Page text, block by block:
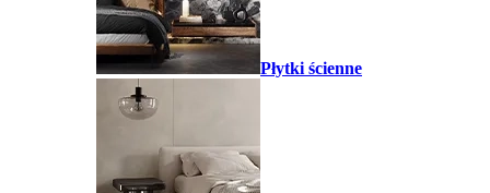
Płytki ścienne